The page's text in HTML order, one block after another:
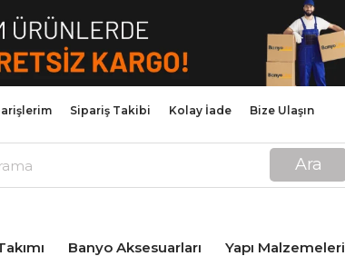
Sipariş Takibi Kolay İade Bize Ulaşın
Banyo Aksesuarları Yapı Malzemeleri